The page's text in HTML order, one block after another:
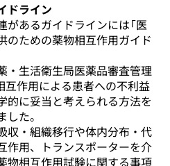
ドライン
あるガイドラインには「医
のための薬物相互作用ガイド
・生活衛生局医薬品審査管理
作用による患者への不利益
的に妥当と考えられる方法を
た。
収・組織移行や体内分布・代
作用、トランスポーターを介
物相互作用試験に関する事項